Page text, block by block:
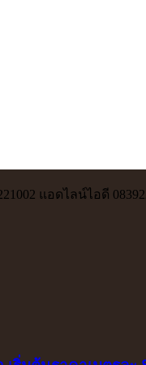
แอดไลน์ไอดี